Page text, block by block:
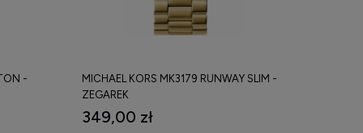
-
MICHAEL KORS MK3179 RUNWAY SLIM -
ZEGAREK
349,00 zł